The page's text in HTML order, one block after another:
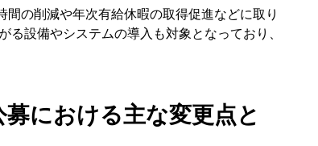
の削減や年次有給休暇の取得促進などに取り
設備やシステムの導入も対象となっており、
における主な変更点と